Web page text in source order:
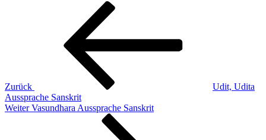
Beitragsnavigation
Zurück
Udit, Udita
Aussprache Sanskrit
Nächster
Weiter Vasundhara Aussprache Sanskrit